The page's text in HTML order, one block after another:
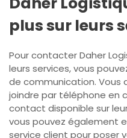
plus sur leurs
Pour contacter Daher
leurs services, vous
de communication. Vous
joindre par téléphone en
contact disponible sur
vous pouvez également
service client pour poser